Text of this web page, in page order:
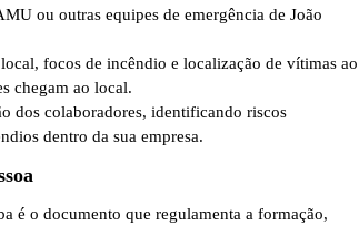
ou outras equipes de emergência de João
focos de incêndio e localização de vítimas ao
chegam ao local.
dos colaboradores, identificando riscos
dentro da sua empresa.
é o documento que regulamenta a formação,